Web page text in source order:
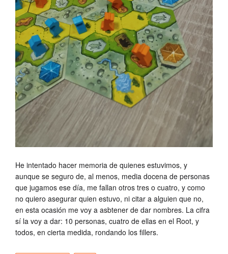
He intentado hacer memoria de quienes estuvimos, y
aunque se seguro de, al menos, media docena de personas
que jugamos ese día, me fallan otros tres o cuatro, y como
no quiero asegurar quien estuvo, ni citar a alguien que no,
en esta ocasión me voy a asbtener de dar nombres. La cifra
sí la voy a dar: 10 personas, cuatro de ellas en el Root, y
todos, en cierta medida, rondando los fillers.